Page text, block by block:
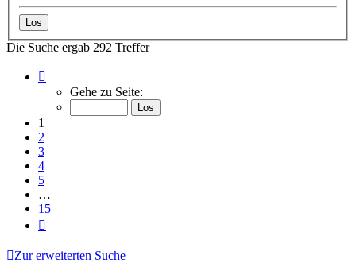
Die Suche ergab 292 Treffer
von
Gehe zu Seite:
1
2
3
4
5
…
15
Zur erweiterten Suche